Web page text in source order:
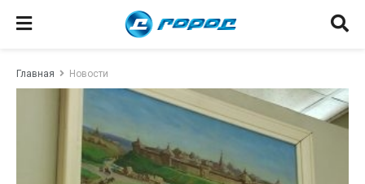
Главная Новости